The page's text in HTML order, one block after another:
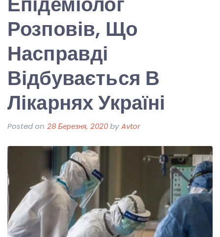
Розповів, Що
Насправді
Відбувається В
Лікарнях Україні
Posted on 28 Березня, 2020byAvtor